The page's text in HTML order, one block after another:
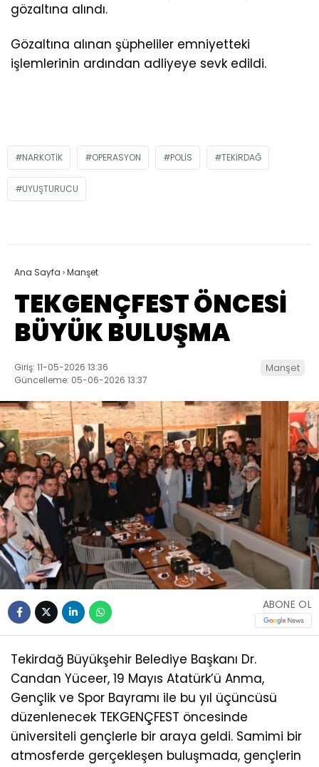
gözaltına alındı.
Gözaltına alınan şüpheliler emniyetteki
işlemlerinin ardından adliyeye sevk edildi.
NARKOTIK OPERASYON POLIS TEKIRDAĞ
UYUŞTURUCU
Ana Sayfa ›Manşet
TEKGENÇFEST ÖNCESİ
BÜYÜK BULUŞMA
Giriş: 11-05-2026 13:36
Güncelleme: 05-06-2026 13:37
Manşet
ABONE OL
Tekirdağ Büyükşehir Belediye Başkanı Dr.
Candan Yüceer, 19 Mayıs Atatürk’ü Anma,
Gençlik ve Spor Bayramı ile bu yıl üçüncüsü
düzenlenecek TEKGENÇFEST öncesinde
üniversiteli gençlerle bir araya geldi. Samimi bir
atmosferde gerçekleşen buluşmada, gençlerin